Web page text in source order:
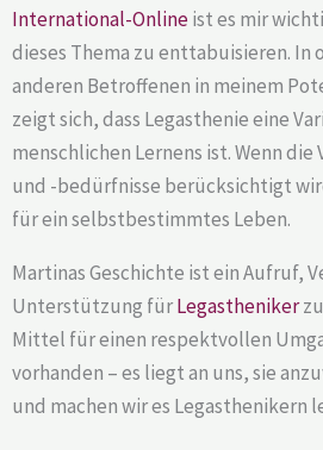
International-Onlineist es mir
dieses Thema zu enttabuisieren. In
anderen Betroffenen in meinem
zeigt sich, dass Legasthenie eine
menschlichen Lernens ist. Wenn
und -bedürfnisse berücksichtigt
für ein selbstbestimmtes Leben.
Martinas Geschichte ist ein Aufruf,
Unterstützung fürLegastheniker
Mittel für einen respektvollen
vorhanden – es liegt an uns, sie
und machen wir es Legasthenikern